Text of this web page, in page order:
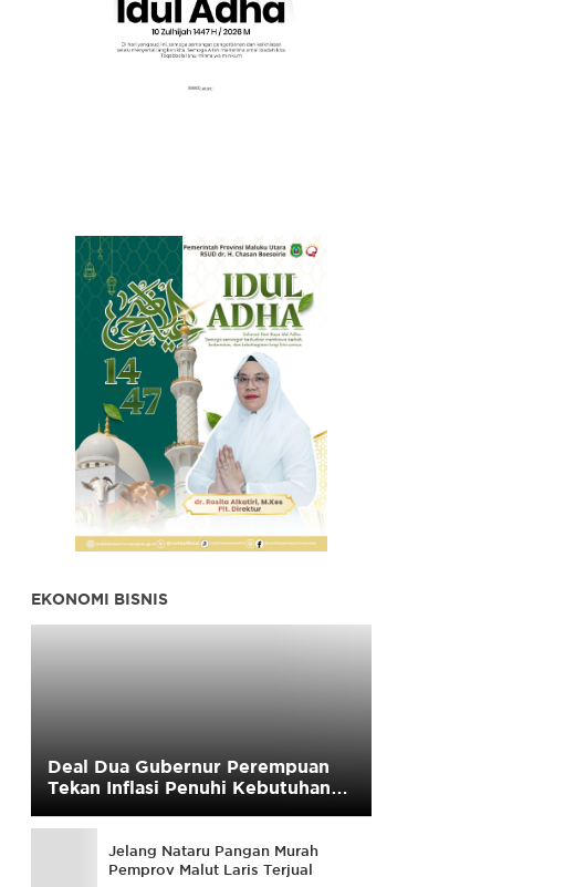
EKONOMI BISNIS
Deal Dua Gubernur Perempuan
Tekan Inflasi Penuhi Kebutuhan
Jelang Nataru Pangan Murah
Pemprov Malut Laris Terjual